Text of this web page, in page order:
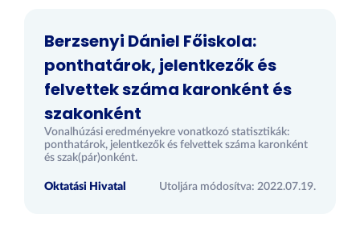
Berzsenyi Dániel Főiskola:
ponthatárok, jelentkezők és
felvettek száma karonként és
szakonként
Vonalhúzási eredményekre vonatkozó statisztikák:
ponthatárok, jelentkezők és felvettek száma karonként
és szak(pár)onként.
Oktatási Hivatal Utoljára módosítva: 2022.07.19.